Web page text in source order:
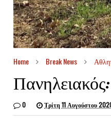
Home Break News
0 Τρίτη 11 Αυγούστου